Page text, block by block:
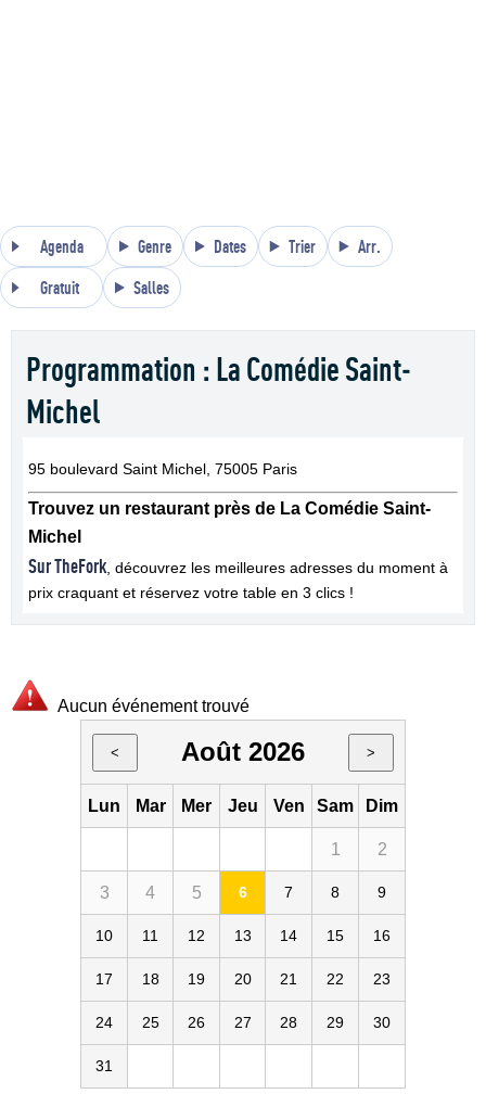
Agenda Genre Dates Trier Arr.
Gratuit Salles
Programmation : La Comédie Saint-
Michel
95 boulevard Saint Michel, 75005 Paris
Trouvez un restaurant près de La Comédie Saint-
Michel
Sur TheFork , découvrez les meilleures adresses du moment à
prix craquant et réservez votre table en 3 clics !
Aucun événement trouvé
< Août 2026 >
Lun Mar Mer Jeu Ven Sam Dim
1 2
3 4 5 6 7 8 9
10 11 12 13 14 15 16
17 18 19 20 21 22 23
24 25 26 27 28 29 30
31